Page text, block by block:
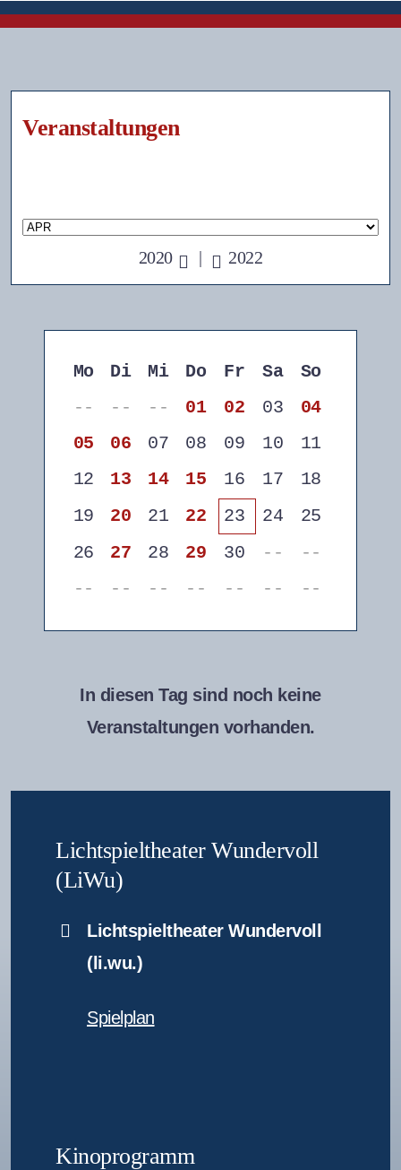
Veranstaltungen
2020 | 2022
Mo Di Mi Do Fr Sa
So
--
-- -- 01 02 03
04
05
06 07 08 09 10
11
12
13 14 15 16 17
18
19
20 21 22 23 24
25
26
27 28 29 30 --
--
--
-- -- -- -- -- --
In diesen Tag sind noch keine
Veranstaltungen vorhanden.
Lichtspieltheater Wundervoll
(LiWu)
Lichtspieltheater Wundervoll
(li.wu.)
Spielplan
Kinoprogramm